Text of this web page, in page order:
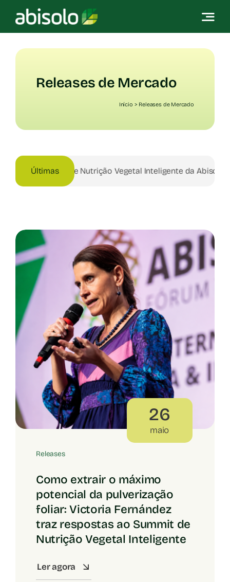
content
Releases de Mercado
Início > Releases de Mercado
Últimas
Vegetal Inteligente da Abisolo | Compostos
26
maio
Releases
Como extrair o máximo
potencial da pulverização
foliar: Victoria Fernández
traz respostas ao Summit de
Nutrição Vegetal Inteligente
Ler agora